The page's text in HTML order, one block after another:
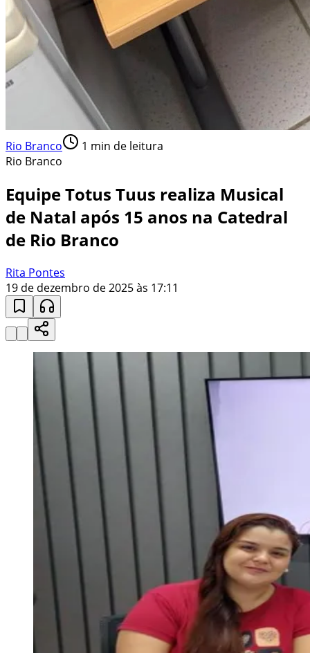
Rio Branco 1 min de leitura
Rio Branco
Equipe Totus Tuus realiza Musical
de Natal após 15 anos na Catedral
de Rio Branco
Rita Pontes
19 de dezembro de 2025 às 17:11